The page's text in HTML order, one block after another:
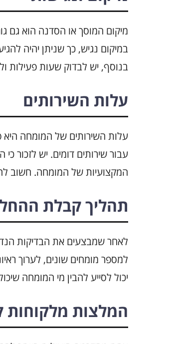
מיקום המוסך או הסדנה הוא גם
במיקום נגיש, כך שניתן יהיה
בנוסף, יש לבדוק שעות פעילות
עלות השירותים
עלות השירותים של המומחה היא
עבור שירותים דומים. יש לזכור
המקצועיות של המומחה. חשוב
תהליך קבלת
לאחר שמבצעים את הבדיקות
למספר מומחים שונים, לערוך
יכול לסייע להבין מי המומחה
המלצות מלקוחות